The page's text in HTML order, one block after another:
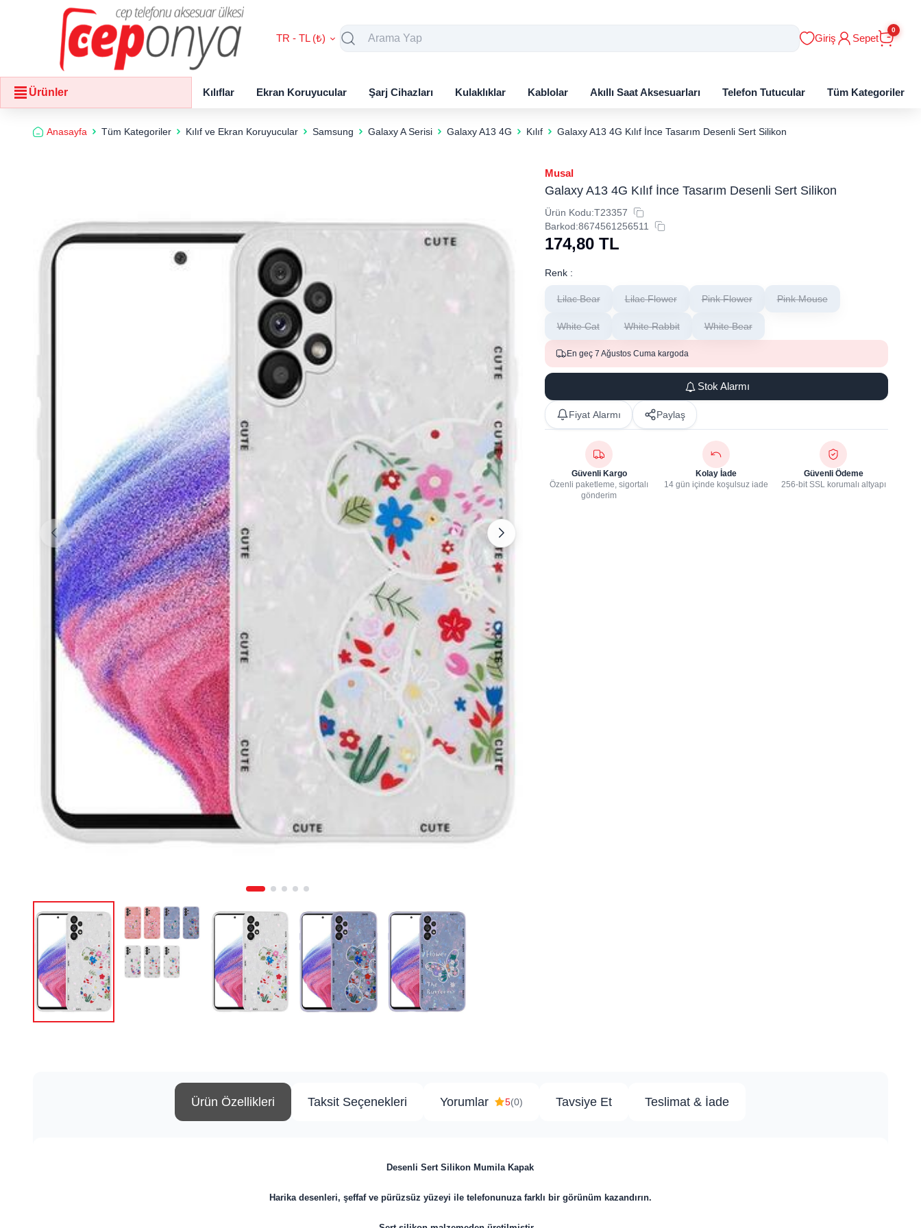
TR - TL (₺) Giriş Sepet
0
Ürünler Kılıflar Ekran Koruyucular Şarj Cihazları Kulaklıklar Kablolar Akıllı Saat Aksesuarları Telefon Tutucular Tüm Kategoriler
Anasayfa Tüm Kategoriler Kılıf ve Ekran Koruyucular Samsung Galaxy A Serisi Galaxy A13 4G Kılıf Galaxy A13 4G Kılıf ​​​​​​​​​​​​​​​​​​​​​​​​​​​​​​​​​​​​İnce Tasarım Desenli Sert Silikon
Musal
Galaxy A13 4G Kılıf ​​​​​​​​​​​​​​​​​​​​​​​​​​​​​​​​​​​​İnce Tasarım Desenli Sert Silikon
Ürün Kodu:T23357
Barkod:8674561256511
174,80 TL
Renk :
Lilac Bear Lilac Flower Pink Flower Pink Mouse
White Cat White Rabbit White Bear
En geç 7 Ağustos Cuma kargoda
Stok Alarmı
Fiyat Alarmı Paylaş
Güvenli Kargo
Özenli paketleme, sigortalı
gönderim
Kolay İade
14 gün içinde koşulsuz iade
Güvenli Ödeme
256-bit SSL korumalı altyapı
Ürün Özellikleri Taksit Seçenekleri Yorumlar 5(0) Tavsiye Et Teslimat & İade
Desenli Sert Silikon Mumila Kapak
Harika desenleri, şeffaf ve pürüzsüz yüzeyi ile telefonunuza farklı bir görünüm kazandırın.